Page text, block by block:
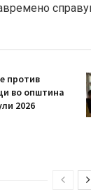
против
во општина
2026